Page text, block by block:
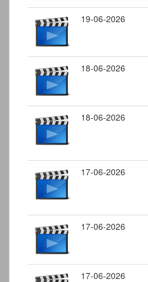
19-06-2026
18-06-2026
18-06-2026
17-06-2026
17-06-2026
17-06-2026